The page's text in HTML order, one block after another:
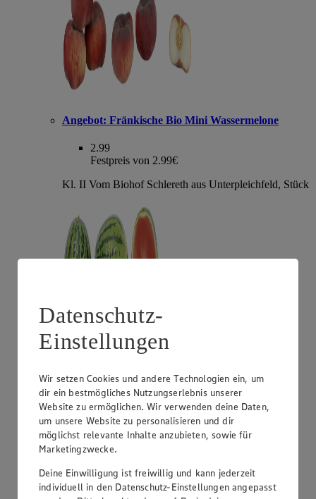
Angebot: Fränkische Bio Mini Wassermelone
2.99
Festpreis von 2.99€
Kl. II Vom Biohof Schlereth aus Unterpleichfeld, Stück
Gut & Günstig Mango "Omer"
1.29
Festpreis von 1.29€
aus Israel, Kl. I, Stück
Datenschutz-
Einstellungen
Wir setzen Cookies und andere Technologien ein, um
dir ein bestmögliches Nutzungserlebnis unserer
Website zu ermöglichen. Wir verwenden deine Daten,
um unsere Website zu personalisieren und dir
möglichst relevante Inhalte anzubieten, sowie für
Marketingzwecke.
Deine Einwilligung ist freiwillig und kann jederzeit
individuell in den Datenschutz-Einstellungen angepasst